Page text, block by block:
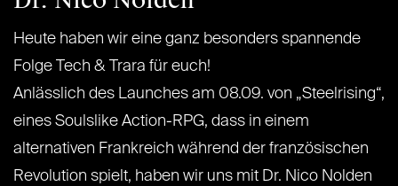
Heute haben wir eine ganz besonders spannende
Folge Tech & Trara für euch!
Anlässlich des Launches am 08.09. von „Steelrising“,
eines Soulslike Action-RPG, dass in einem
alternativen Frankreich während der französischen
Revolution spielt, haben wir uns mit Dr. Nico Nolden